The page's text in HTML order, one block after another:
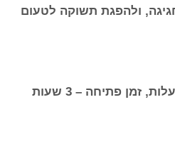
ולהפגת תשוקה לטעום